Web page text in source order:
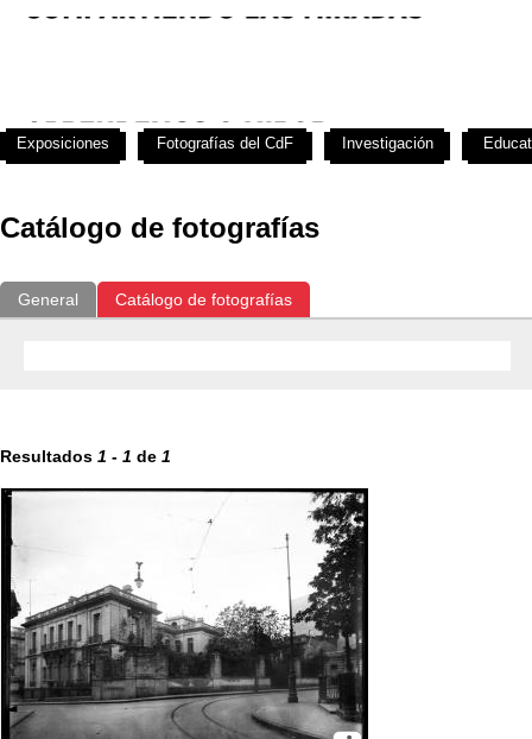
Catálogo de fotografías
General Catálogo de fotografías
Resultados 1 - 1 de 1
Exposiciones Fotografías del CdF Investigación